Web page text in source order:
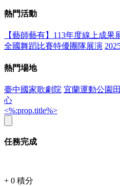
熱門活動
【藝師藝有】113年度線上成果
全國舞蹈比賽特優團隊展演
熱門場地
臺中國家歌劇院 宜蘭運動公園
心
<%:prop.title%>
任務完成
+ 0 積分